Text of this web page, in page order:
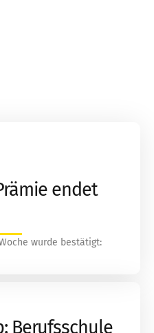
endet
wurde bestätigt:
Berufsschule